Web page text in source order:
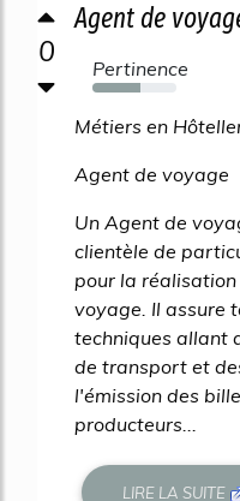
0
Agent de
Pertinence
57%
Métiers en
Agent de voyage
Un Agent de
clientèle de
pour la
voyage. Il assure
techniques allant
de transport et
l'émission des
producteurs...
LIRE LA SUITE